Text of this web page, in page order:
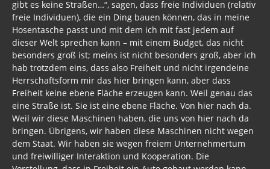
gibt es keine Straßen…“, sagen, dass freie Individuen (relativ
freie Individuen), die ein Ding bauen können, das in meine
Hosentasche passt und mit dem ich mit fast jedem auf
dieser Welt sprechen kann – mit einem Budget, das nicht
besonders groß ist; meins ist nicht besonders groß, aber ich
hab trotzdem eins, dass also Freiheit und nicht irgendeine
Herrschaftsform mir das hier bringen kann, aber dass
Freiheit keine ebene Fläche erzeugen kann. Weil genau das
eine Straße ist. Sie ist eine ebene Fläche. Von hier nach da.
Weil wir diese Maschinen haben, die uns von hier nach da
bringen. Übrigens, wir haben diese Maschinen nicht wegen
dem Staat. Wir haben sie wegen freiem Unternehmertum
und freiwilliger Interaktion und Kooperation. Die